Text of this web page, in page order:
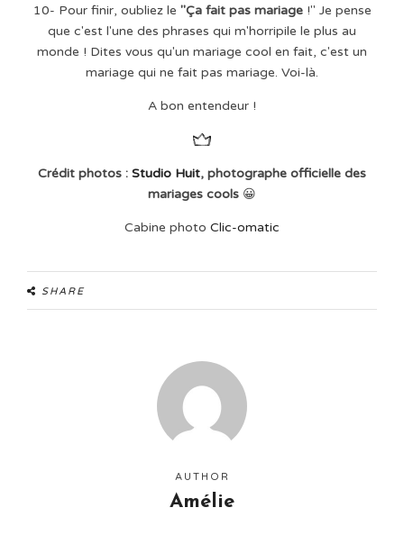
10- Pour finir, oubliez le "Ça fait pas mariage!" Je pense
que c'est l'une des phrases qui m'horripile le plus au
monde ! Dites vous qu'un mariage cool en fait, c'est un
mariage qui ne fait pas mariage. Voi-là.
A bon entendeur !
Crédit photos : Studio Huit, photographe officielle des
mariages cools 😀
Cabine photo Clic-omatic
SHARE
AUTHOR
Amélie